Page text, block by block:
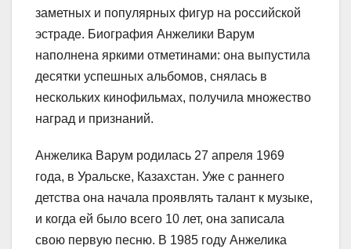
заметных и популярных фигур на российской
эстраде. Биография Анжелики Варум
наполнена яркими отметинами: она выпустила
десятки успешных альбомов, снялась в
нескольких кинофильмах, получила множество
наград и признаний.
Анжелика Варум родилась 27 апреля 1969
года, в Уральске, Казахстан. Уже с раннего
детства она начала проявлять талант к музыке,
и когда ей было всего 10 лет, она записала
свою первую песню. В 1985 году Анжелика